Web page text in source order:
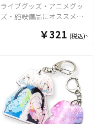
きる商品です。 取扱いサイ
ズは、定番の丸形ですと5種
類のサイズ、その他、正方
形やハート型など様々なオ
能です。充実したサイズ展
開と豊富なオプションや包
装パッケージなど、用途や
デザインに応じて細部の選
択も可能です。お客様のア
イディアやニーズに合わせ
ライブグッズ・アニメグッ
ズ・施設備品にオススメの
キーホルダー（ホテルキー
透明度の高いアクリル素材
を使用しています。各種8色
のカラーラインナップをご
用意いたしました。角の部
分にはなめらかなアール加
工が施されていますので、
手触りがよく安全性もしっ
￥321 (税込)~